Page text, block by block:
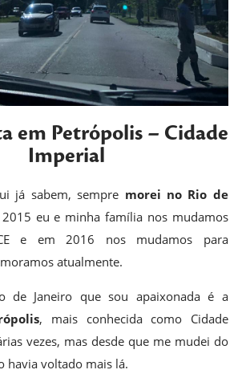
em Petrópolis – Cidade
Imperial
já sabem, sempre morei no Rio de
eu e minha família nos mudamos
e em 2016 nos mudamos para
atualmente.
de Janeiro que sou apaixonada é a
, mais conhecida como Cidade
vezes, mas desde que me mudei do
havia voltado mais lá.